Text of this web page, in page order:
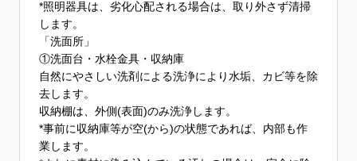
*照明器具は、劣化心配される場合は、取り外さず清掃
します。
「洗面所」
①洗面台・水栓金具・収納庫
自然にやさしい洗剤による洗浄により水垢、カビ等を除
去します。
収納棚は、外側(表面)のみ洗浄します。
*事前に収納庫等が空(から)の状態であれば、内部も作
業します。